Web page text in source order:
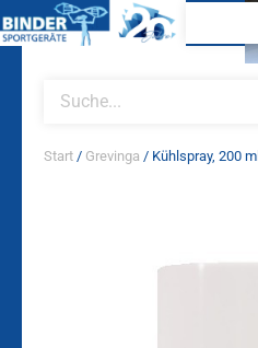
Inhalt
search
Start / Grevinga / Kühlspray, 200 ml